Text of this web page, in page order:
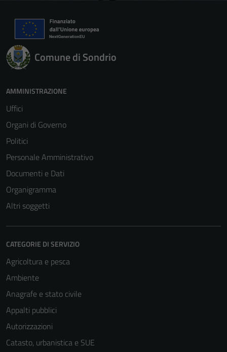
Comune di Sondrio
AMMINISTRAZIONE
Uffici
Organi di Governo
Politici
Personale Amministrativo
Documenti e Dati
Organigramma
Altri soggetti
CATEGORIE DI SERVIZIO
Agricoltura e pesca
Ambiente
Anagrafe e stato civile
Appalti pubblici
Autorizzazioni
Catasto, urbanistica e SUE